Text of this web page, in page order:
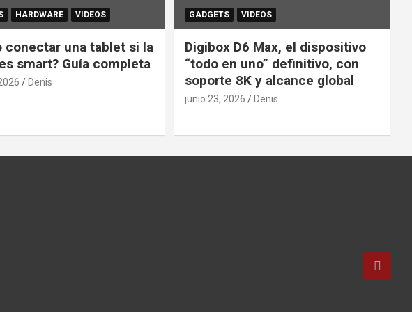
HARDWARE VIDEOS
conectar una tablet si la
smart? Guía completa
Denis
GADGETS VIDEOS
Digibox D6 Max, el dispositivo
“todo en uno” definitivo, con
soporte 8K y alcance global
junio 23, 2026 Denis